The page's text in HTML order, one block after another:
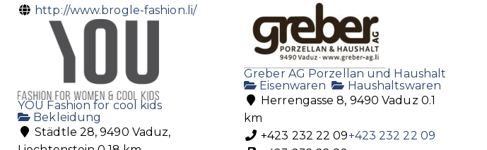
http://www.brogle-fashion.li/
Greber AG Porzellan und Haushalt
Eisenwaren
Haushaltswaren
Herrengasse 8, 9490 Vaduz 0.1
km
+423 232 22 09+423 232 22 09
YOU Fashion for cool kids
Bekleidung
Städtle 28, 9490 Vaduz,